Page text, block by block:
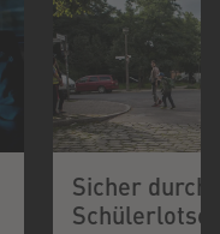
Sicher durch